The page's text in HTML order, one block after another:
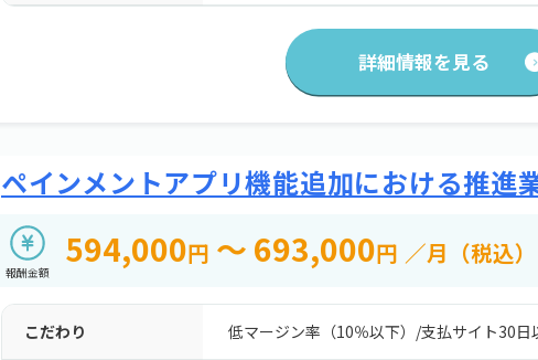
詳細情報を見る
ペインメントアプリ機能追加における推進
報酬金額
594,000円 ～ 693,000円 ／月（税込）
こだわり 低マージン率（10％以下） /支払サイト30日